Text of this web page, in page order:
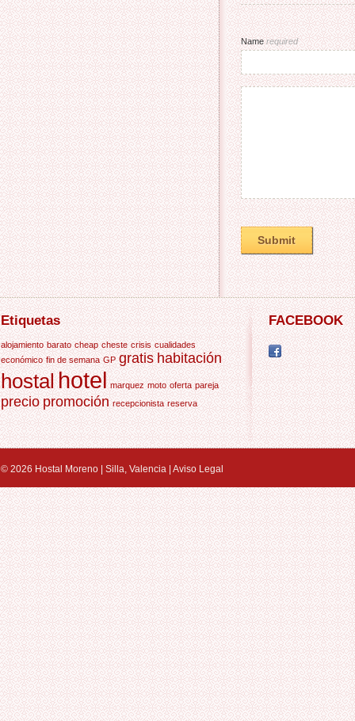
Namerequired
Etiquetas
alojamiento barato cheap cheste crisis cualidades
económico fin de semana GP gratis habitación
hostalhotel marquez moto oferta pareja
precio promoción recepcionista reserva
FACEBOOK
© 2026 Hostal Moreno | Silla, Valencia | Aviso Legal